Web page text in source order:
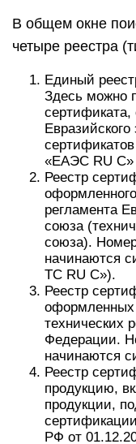
В общем окне
четыре реестра
Единый
Здесь можно
«ЕАЭС RU С»
Реестр
регламента
союза
союза).
начинаются
ТС RU С»).
Реестр
оформленных
технических
Федерации.
начинаются
Реестр
продукцию,
продукции,
РФ от